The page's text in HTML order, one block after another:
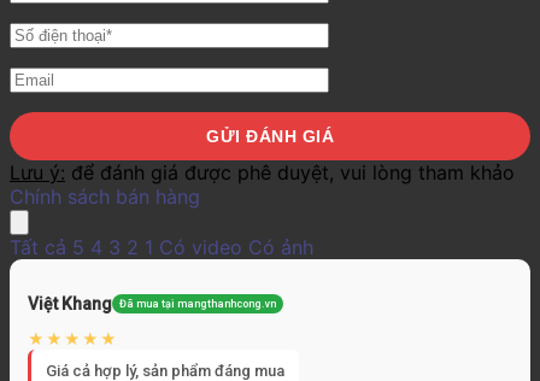
Lưu ý: để đánh giá được phê duyệt, vui lòng tham khảo
Chính sách bán hàng
Tất cả 5 4 3 2 1 Có video Có ảnh
Việt Khang Đã mua tại mangthanhcong.vn
Giá cả hợp lý, sản phẩm đáng mua